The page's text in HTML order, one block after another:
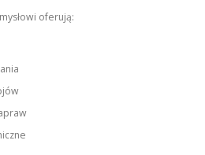
oferują: